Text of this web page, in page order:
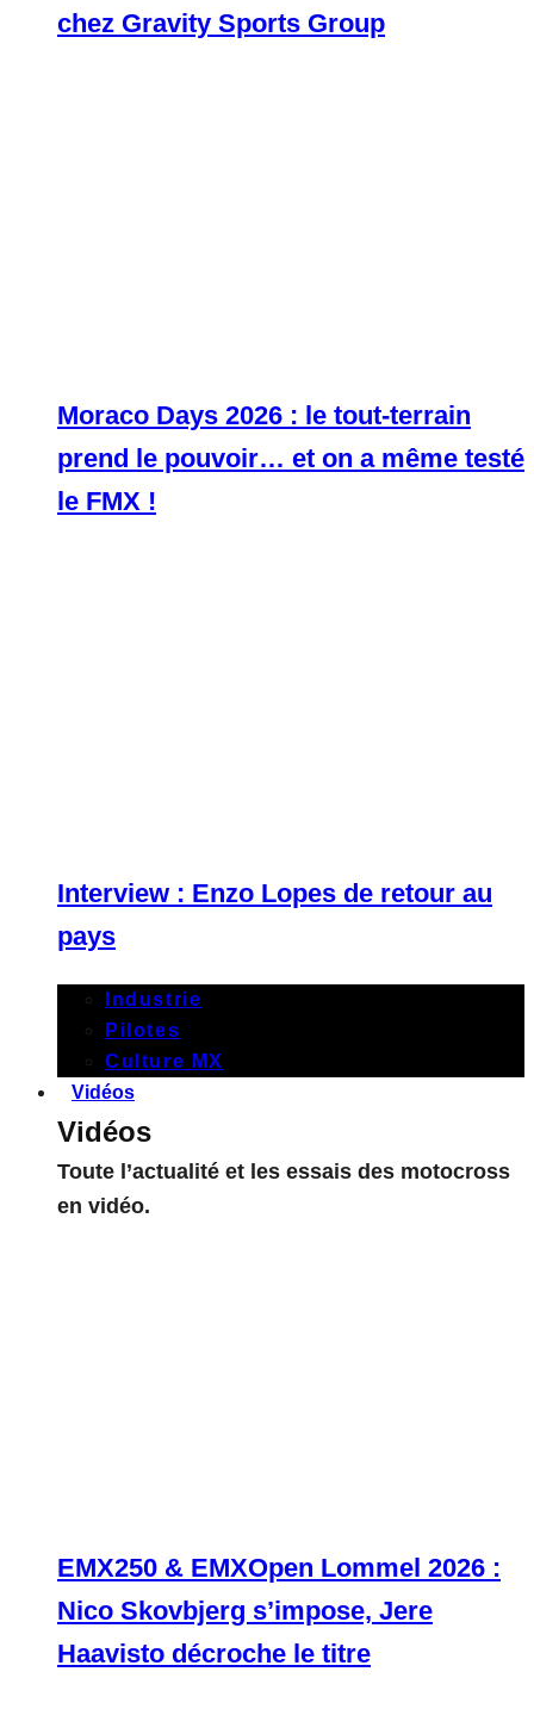
chez Gravity Sports Group
Moraco Days 2026 : le tout-terrain
prend le pouvoir… et on a même testé
le FMX !
Interview : Enzo Lopes de retour au
pays
Industrie
Pilotes
Culture MX
Vidéos
Vidéos
Toute l’actualité et les essais des motocross
en vidéo.
EMX250 & EMXOpen Lommel 2026 :
Nico Skovbjerg s’impose, Jere
Haavisto décroche le titre